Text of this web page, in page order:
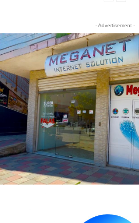
- Advertisement -